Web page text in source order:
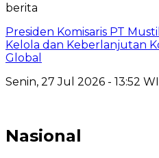
berita
Presiden Komisaris PT
Kelola dan Keberlanjutan
Global
Senin, 27 Jul 2026 - 13:52
Nasional